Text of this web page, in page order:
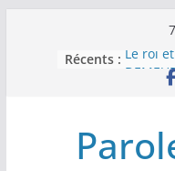
Récents : Le roi
LABAN